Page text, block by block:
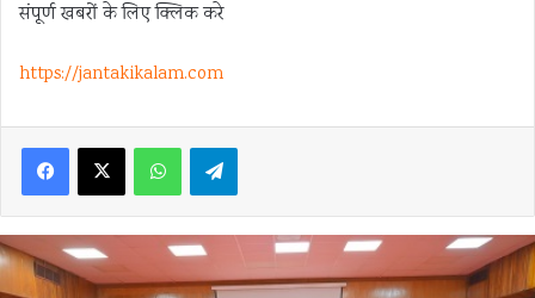
संपूर्ण खबरों के लिए क्लिक करे
https://jantakikalam.com
FacebookX WhatsAppTelegram